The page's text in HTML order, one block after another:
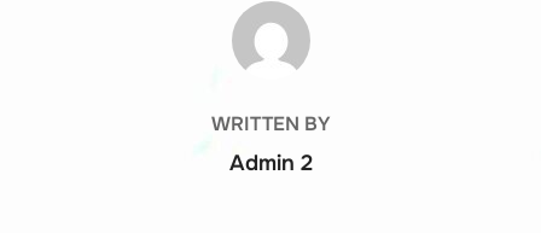
POST AUTHOR
WRITTEN BY
Admin 2